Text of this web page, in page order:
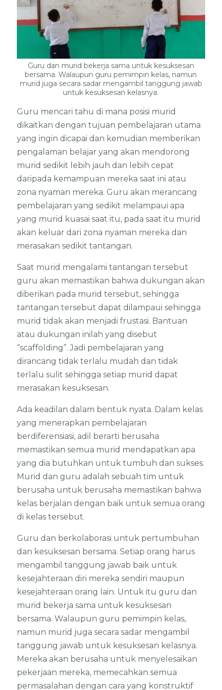
Guru dan murid bekerja sama untuk kesuksesan
bersama. Walaupun guru pemimpin kelas, namun
murid juga secara sadar mengambil tanggung jawab
untuk kesuksesan kelasnya.
Guru mencari tahu di mana posisi murid
dikaitkan dengan tujuan pembelajaran utama
yang ingin dicapai dan kemudian memberikan
pengalaman belajar yang akan mendorong
murid sedikit lebih jauh dan lebih cepat
daripada kemampuan mereka saat ini atau
zona nyaman mereka. Guru akan merancang
pembelajaran yang sedikit melampaui apa
yang murid kuasai saat itu, pada saat itu murid
akan keluar dari zona nyaman mereka dan
merasakan sedikit tantangan.
Saat murid mengalami tantangan tersebut
guru akan memastikan bahwa dukungan akan
diberikan pada murid tersebut, sehingga
tantangan tersebut dapat dilampaui sehingga
murid tidak akan menjadi frustasi. Bantuan
atau dukungan inilah yang disebut
“scaffolding”. Jadi pembelajaran yang
dirancang tidak terlalu mudah dan tidak
terlalu sulit sehingga setiap murid dapat
merasakan kesuksesan.
Ada keadilan dalam bentuk nyata. Dalam kelas
yang menerapkan pembelajaran
berdiferensiasi, adil berarti berusaha
memastikan semua murid mendapatkan apa
yang dia butuhkan untuk tumbuh dan sukses.
Murid dan guru adalah sebuah tim untuk
berusaha untuk berusaha memastikan bahwa
kelas berjalan dengan baik untuk semua orang
di kelas tersebut.
Guru dan berkolaborasi untuk pertumbuhan
dan kesuksesan bersama. Setiap orang harus
mengambil tanggung jawab baik untuk
kesejahteraan diri mereka sendiri maupun
kesejahteraan orang lain. Untuk itu guru dan
murid bekerja sama untuk kesuksesan
bersama. Walaupun guru pemimpin kelas,
namun murid juga secara sadar mengambil
tanggung jawab untuk kesuksesan kelasnya.
Mereka akan berusaha untuk menyelesaikan
pekerjaan mereka, memecahkan semua
permasalahan dengan cara yang konstruktif